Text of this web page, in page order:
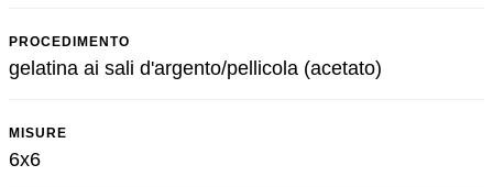
PROCEDIMENTO
gelatina ai sali d'argento/pellicola (acetato)
MISURE
6x6